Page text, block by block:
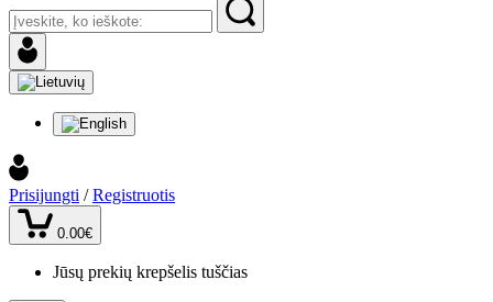
Prisijungti / Registruotis
0.00€
Jūsų prekių krepšelis tuščias